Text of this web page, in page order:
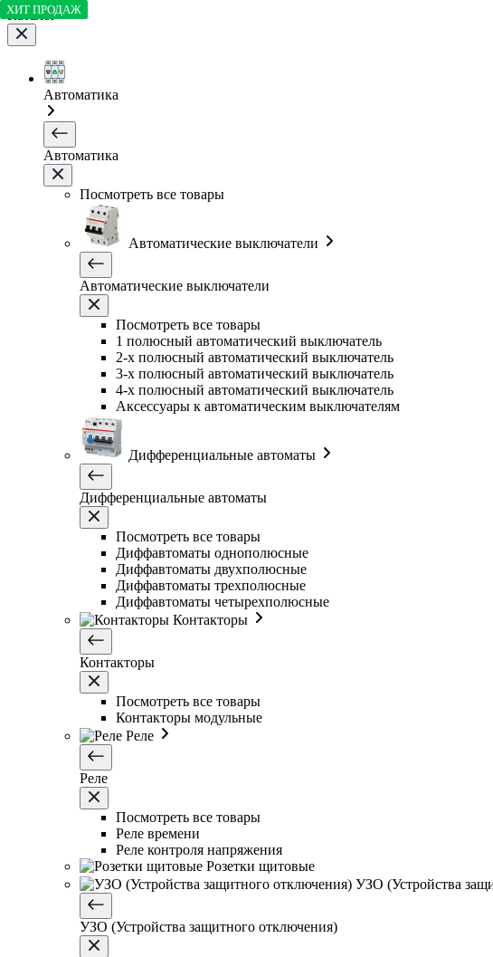
Каталог
Автоматика
Автоматика
Посмотреть все товары
Автоматические выключатели
Автоматические выключатели
Посмотреть все товары
1 полюсный автоматический выключатель
2-х полюсный автоматический выключатель
3-х полюсный автоматический выключатель
4-х полюсный автоматический выключатель
Аксессуары к автоматическим выключателям
Дифференциальные автоматы
Дифференциальные автоматы
Посмотреть все товары
Диффавтоматы однополюсные
Диффавтоматы двухполюсные
Диффавтоматы трехполюсные
Диффавтоматы четырехполюсные
Контакторы
Контакторы
Посмотреть все товары
Контакторы модульные
Реле
Реле
Посмотреть все товары
Реле времени
Реле контроля напряжения
Розетки щитовые
УЗО (Устройства
УЗО (Устройства защитного отключения)
ХИТ ПРОДАЖ